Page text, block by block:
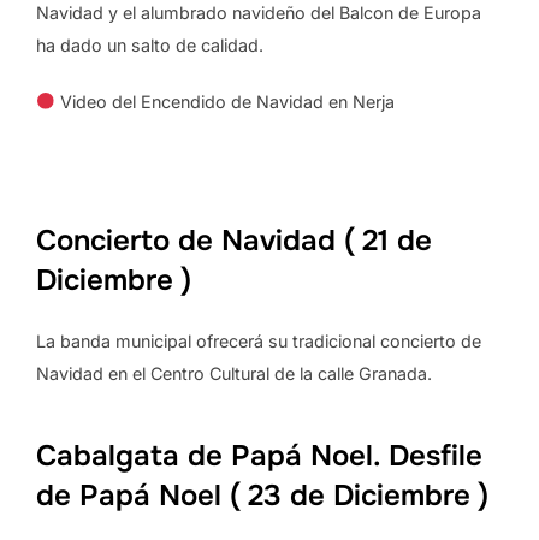
Navidad y el alumbrado navideño del Balcon de Europa
ha dado un salto de calidad.
Video del Encendido de Navidad en Nerja
Concierto de Navidad ( 21 de
Diciembre )
La banda municipal ofrecerá su tradicional concierto de
Navidad en el Centro Cultural de la calle Granada.
Cabalgata de Papá Noel. Desfile
de Papá Noel ( 23 de Diciembre )